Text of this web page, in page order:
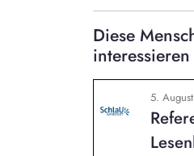
Diese
interessieren
5.